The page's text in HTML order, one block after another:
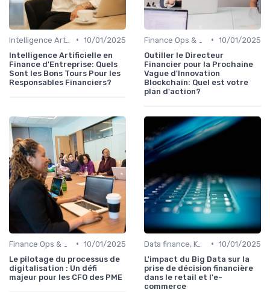
• 10/01/2025
Intelligence Artificielle en
Finance d'Entreprise: Quels
Sont les Bons Tours Pour les
Responsables Financiers?
• 10/01/2025
Outiller le Directeur
Financier pour la Prochaine
Vague d'Innovation
Blockchain: Quel est votre
plan d'action?
• 10/01/2025
Le pilotage du processus de
digitalisation : Un défi
majeur pour les CFO des PME
• 10/01/2025
L'impact du Big Data sur la
prise de décision financière
dans le retail et l'e-
commerce